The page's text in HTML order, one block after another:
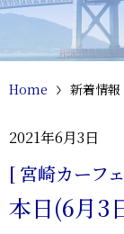
Home 新着情報
2021年6月3日
[ 宮崎カーフ
本日(6月3